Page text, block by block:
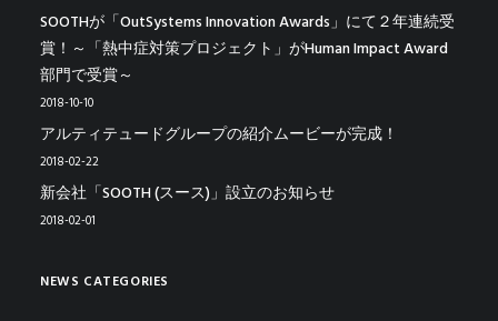
SOOTHが「OutSystems Innovation Awards」にて２年連続受
賞！～「熱中症対策プロジェクト」がHuman Impact Award
部門で受賞～
2018-10-10
アルティテュードグループの紹介ムービーが完成！
2018-02-22
新会社「SOOTH (スース)」設立のお知らせ
2018-02-01
NEWS CATEGORIES